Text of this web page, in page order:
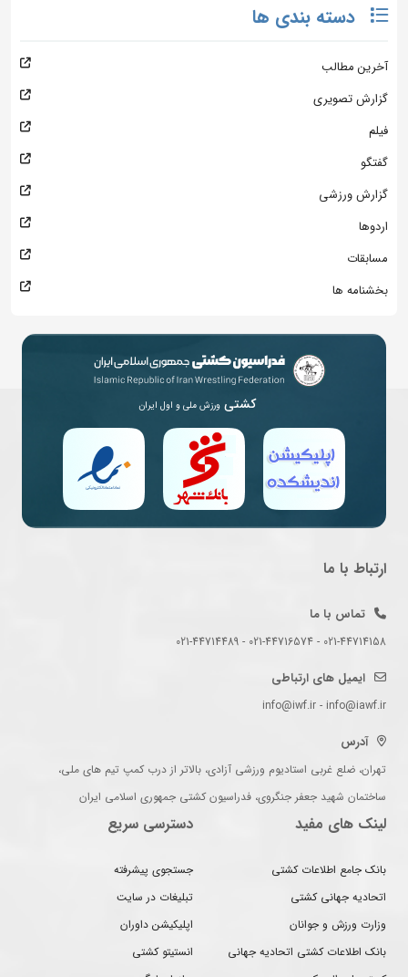
دسته بندی ها
آخرین مطالب
گزارش تصویری
فیلم
گفتگو
گزارش ورزشی
اردوها
مسابقات
بخشنامه ها
کشتی ورزش ملی و اول ایران
ارتباط با ما
تماس با ما
021-44714158 - 021-44716574 - 021-44714489
ایمیل های ارتباطی
info@iwf.ir - info@iawf.ir
آدرس
تهران، ضلع غربی استادیوم ورزشی آزادی، بالاتر از درب کمپ تیم های ملی،
ساختمان شهید جعفر جنگروی، فدراسیون کشتی جمهوری اسلامی ایران
لینک های مفید
بانک جامع اطلاعات کشتی
اتحادیه جهانی کشتی
وزارت ورزش و جوانان
بانک اطلاعات کشتی اتحادیه جهانی
دسترسی سریع
جستجوی پیشرفته
تبلیغات در سایت
اپلیکیشن داوران
انستیتو کشتی